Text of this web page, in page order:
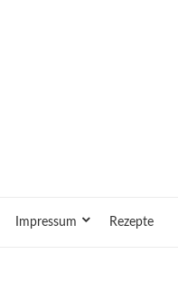
Impressum Rezepte